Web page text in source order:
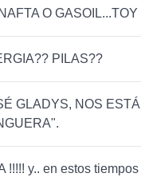
O
PILAS??
GLADYS, NOS
!!!!! y.. en estos